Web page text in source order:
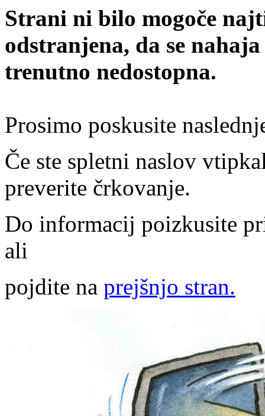
Strani ni bilo mogoče
odstranjena, da se
trenutno nedostopna.
Prosimo poskusite
Če ste spletni naslov
preverite črkovanje.
Do informacij poizkusite
ali
pojdite na prejšnjo stran.